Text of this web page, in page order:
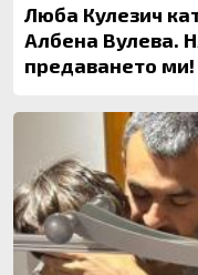
Люба Кулезич
Албена Вулева.
предаването ми!